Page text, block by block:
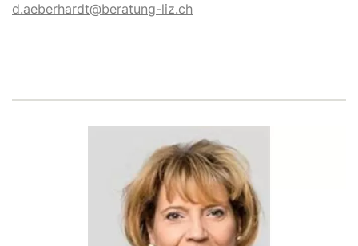
d.aeberhardt@beratung-liz.ch